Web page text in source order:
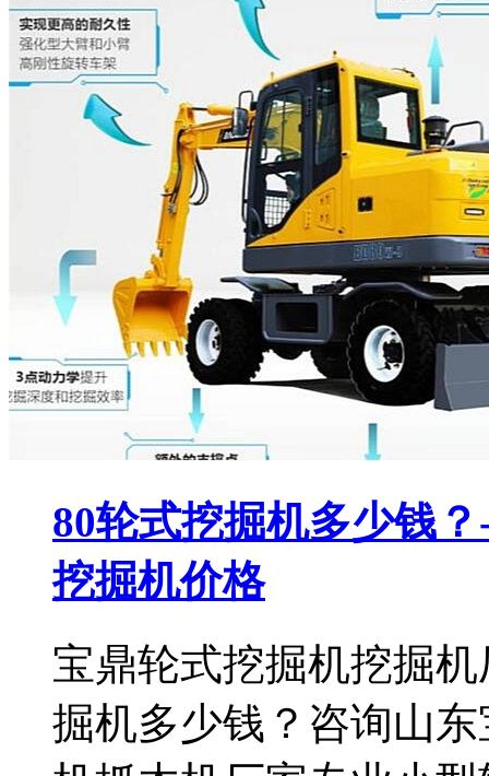
80轮式挖掘机多少钱
挖掘机价格
宝鼎轮式挖掘机挖掘
掘机多少钱？咨询山